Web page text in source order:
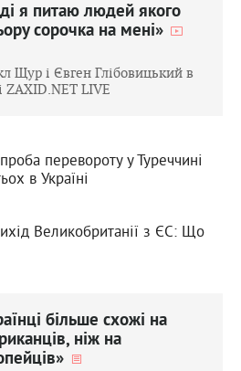
я питаю людей якого
сорочка на мені»
Щур і Євген Глібовицький в
ZAXID.NET LIVE
перевороту у Туреччині
в Україні
Великобританії з ЄС: Що
більше схожі на
ніж на